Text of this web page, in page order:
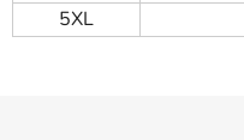
5XL